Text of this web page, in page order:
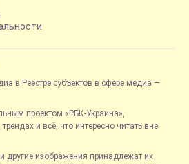
в Реестре субъектов в сфере медиа —
проектом «РБК-Украина»,
и всё, что интересно читать вне
другие изображения принадлежат их